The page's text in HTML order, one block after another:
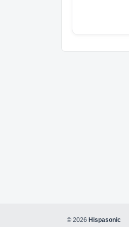
© 2026 Hispasonic